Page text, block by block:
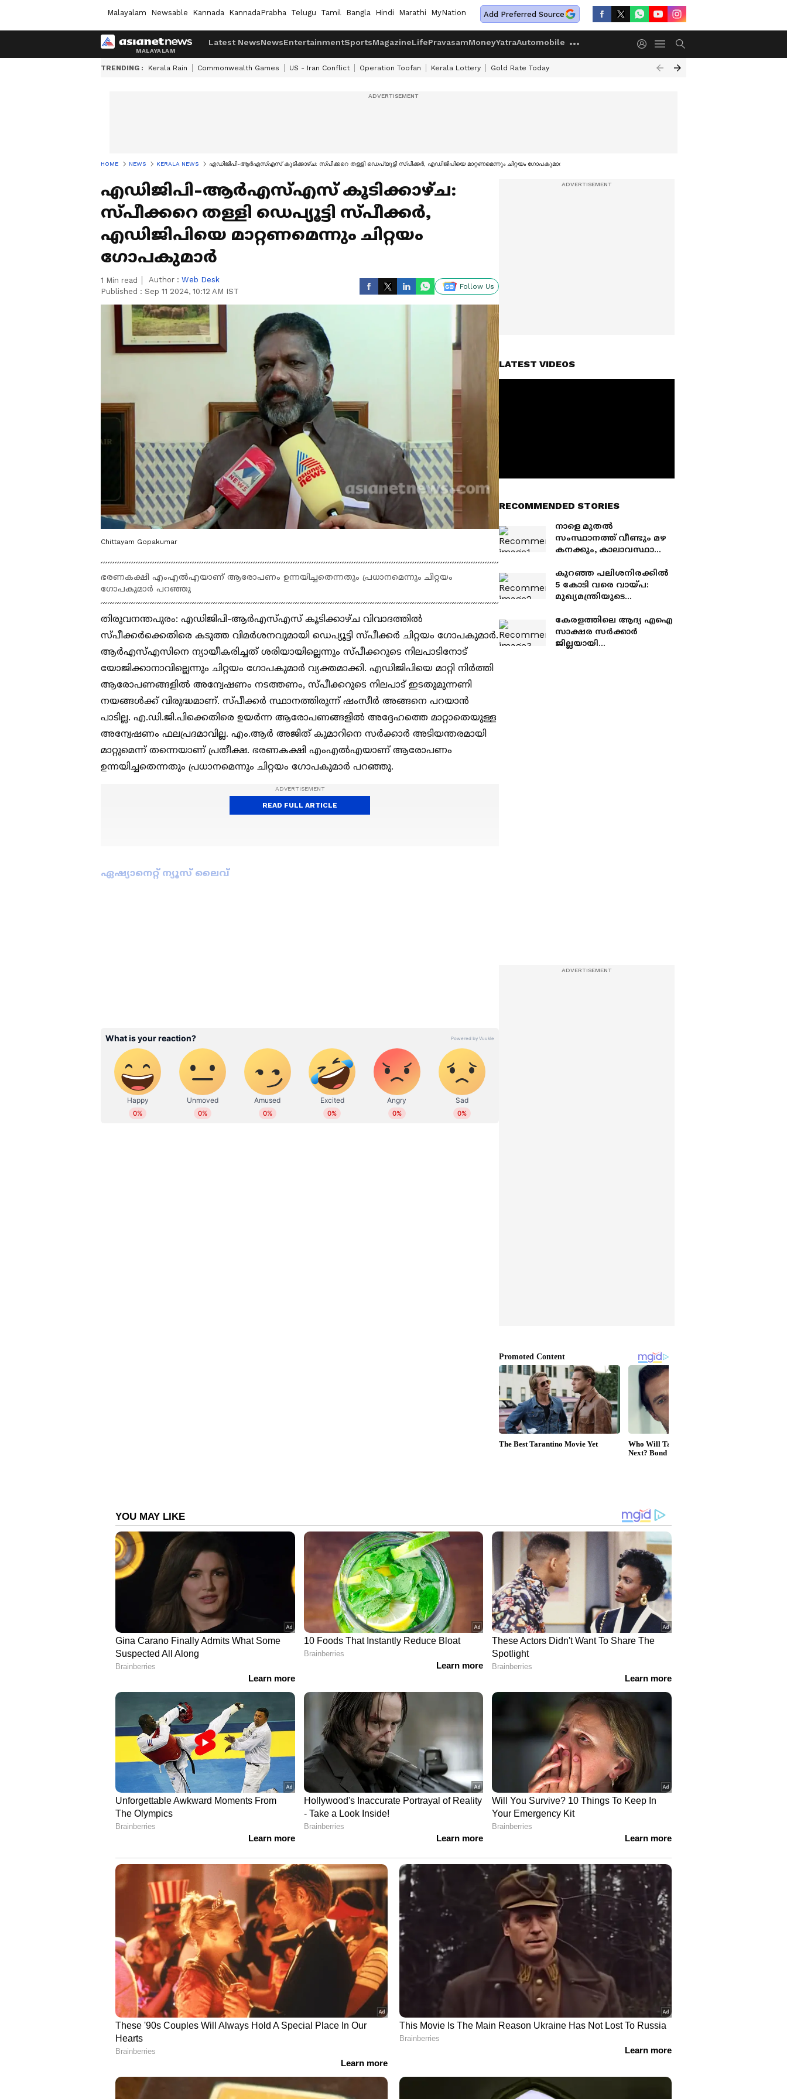
Malayalam Newsable Kannada KannadaPrabha Telugu Tamil Bangla Hindi Marathi MyNation Add Preferred Source
Latest NewsNewsEntertainmentSportsMagazineLifePravasamMoneyYatraAutomobile
TRENDING : Kerala Rain Commonwealth Games US - Iran Conflict Operation Toofan Kerala Lottery Gold Rate Today
HOME NEWS KERALA NEWS എഡിജിപി-ആർഎസ്എസ് കൂടിക്കാഴ്‌ച: സ്പീക്കറെ തള്ളി ഡെപ്യൂട്ടി സ്പീക്കർ, എഡിജിപിയെ മാറ്റണമെന്നും ചിറ്റയം ഗോപകുമാർ
എഡിജിപി-ആർഎസ്എസ് കൂടിക്കാഴ്‌ച:
സ്പീക്കറെ തള്ളി ഡെപ്യൂട്ടി സ്പീക്കർ,
എഡിജിപിയെ മാറ്റണമെന്നും ചിറ്റയം
ഗോപകുമാർ
1 Min read Author : Web Desk
Published : Sep 11 2024, 10:12 AM IST
Follow Us
Chittayam Gopakumar
ഭരണകക്ഷി എംഎൽഎയാണ് ആരോപണം ഉന്നയിച്ചതെന്നതും പ്രധാനമെന്നും ചിറ്റയം
ഗോപകുമാർ പറഞ്ഞു
തിരുവനന്തപുരം: എഡിജിപി-ആർഎസ്എസ് കൂടിക്കാഴ്‌ച വിവാദത്തിൽ
സ്പീക്കർക്കെതിരെ കടുത്ത വിമർശനവുമായി ഡെപ്യൂട്ടി സ്പീക്കർ ചിറ്റയം ഗോപകുമാർ.
ആർഎസ്എസിനെ ന്യായീകരിച്ചത് ശരിയായില്ലെന്നും സ്പീക്കറുടെ നിലപാടിനോട്
യോജിക്കാനാവില്ലെന്നും ചിറ്റയം ഗോപകുമാർ വ്യക്തമാക്കി. എഡിജിപിയെ മാറ്റി നിർത്തി
ആരോപണങ്ങളിൽ അന്വേഷണം നടത്തണം, സ്പീക്കറുടെ നിലപാട് ഇടതുമുന്നണി
നയങ്ങൾക്ക് വിരുദ്ധമാണ്. സ്പീക്കർ സ്ഥാനത്തിരുന്ന് ഷംസീർ അങ്ങനെ പറയാൻ
പാടില്ല. എ.ഡി.ജി.പിക്കെതിരെ ഉയർന്ന ആരോപണങ്ങളിൽ അദ്ദേഹത്തെ മാറ്റാതെയുള്ള
അന്വേഷണം ഫലപ്രദമാവില്ല. എം.ആർ അജിത് കുമാറിനെ സർക്കാർ അടിയന്തരമായി
മാറ്റുമെന്ന് തന്നെയാണ് പ്രതീക്ഷ. ഭരണകക്ഷി എംഎൽഎയാണ് ആരോപണം
ഉന്നയിച്ചതെന്നതും പ്രധാനമെന്നും ചിറ്റയം ഗോപകുമാർ പറഞ്ഞു.
ഏഷ്യാനെറ്റ് ന്യൂസ് ലൈവ്
READ FULL ARTICLE
ABOUT THE AUTHOR
WD Web Desk
LATEST VIDEOS
RECOMMENDED STORIES
നാളെ മുതൽ
സംസ്ഥാനത്ത് വീണ്ടും മഴ
കനക്കും, കാലാവസ്ഥാ
കുറഞ്ഞ പലിശനിരക്കിൽ
5 കോടി വരെ വായ്പ:
മുഖ്യമന്ത്രിയുടെ
പദ്ധതി മൂന്നാം പതിപ്പിന്
ആഗസ്റ്റ് 6ന് തുടക്കമാകും
കേരളത്തിലെ ആദ്യ എഐ
സാക്ഷര സർക്കാർ
ജില്ലയായി